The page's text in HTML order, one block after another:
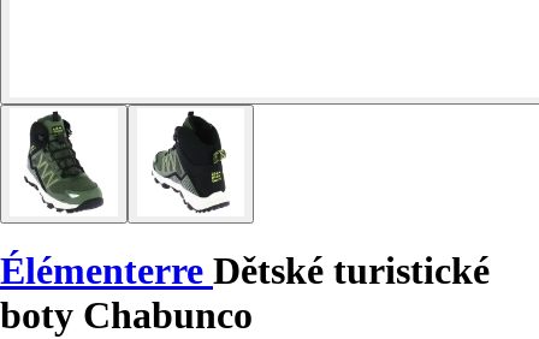
Élémenterre Dětské turistické
boty Chabunco